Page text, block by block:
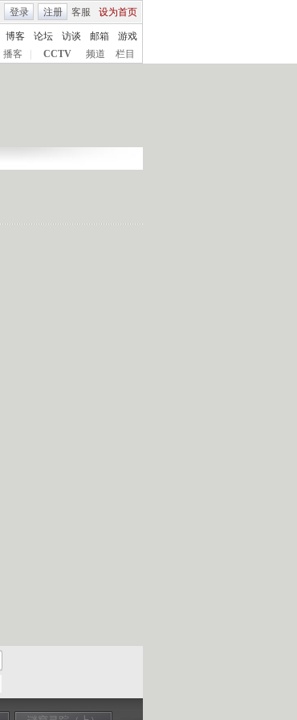
客服 设为首页
登录 注册
博客 论坛 访谈 邮箱
游戏
播客 CCTV 频道 栏目